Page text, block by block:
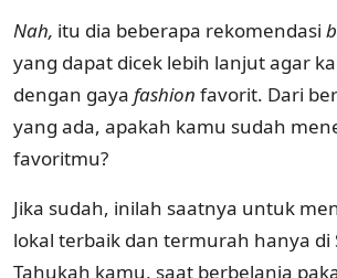
Nah, itu dia beberapa rekomendasi
yang dapat dicek lebih lanjut agar
dengan gaya fashion favorit. Dari
yang ada, apakah kamu sudah
favoritmu?
Jika sudah, inilah saatnya untuk
lokal terbaik dan termurah hanya di
Tahukah kamu, saat berbelanja